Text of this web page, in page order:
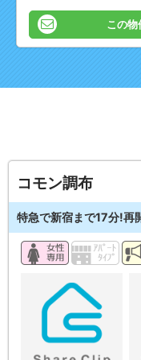
この物
コモン調布
特急で新宿まで17分!再